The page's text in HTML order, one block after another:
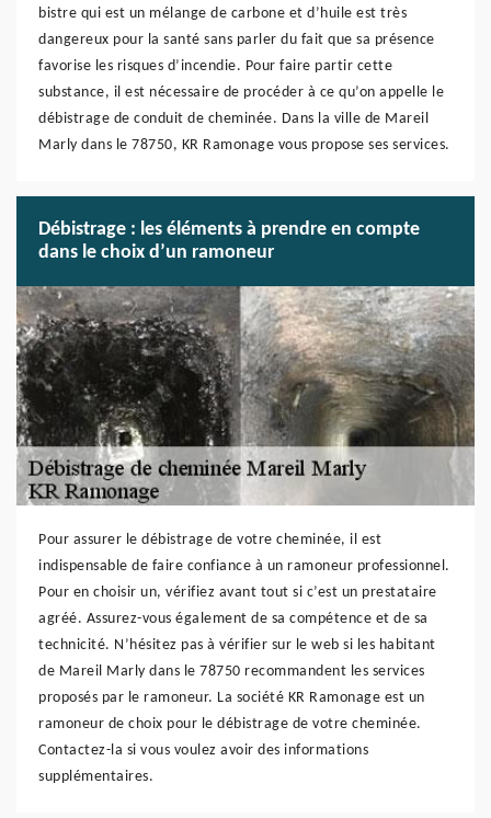
bistre qui est un mélange de carbone et d’huile est très
dangereux pour la santé sans parler du fait que sa présence
favorise les risques d’incendie. Pour faire partir cette
substance, il est nécessaire de procéder à ce qu’on appelle le
débistrage de conduit de cheminée. Dans la ville de Mareil
Marly dans le 78750, KR Ramonage vous propose ses services.
Débistrage : les éléments à prendre en compte
dans le choix d’un ramoneur
Pour assurer le débistrage de votre cheminée, il est
indispensable de faire confiance à un ramoneur professionnel.
Pour en choisir un, vérifiez avant tout si c’est un prestataire
agréé. Assurez-vous également de sa compétence et de sa
technicité. N’hésitez pas à vérifier sur le web si les habitant
de Mareil Marly dans le 78750 recommandent les services
proposés par le ramoneur. La société KR Ramonage est un
ramoneur de choix pour le débistrage de votre cheminée.
Contactez-la si vous voulez avoir des informations
supplémentaires.